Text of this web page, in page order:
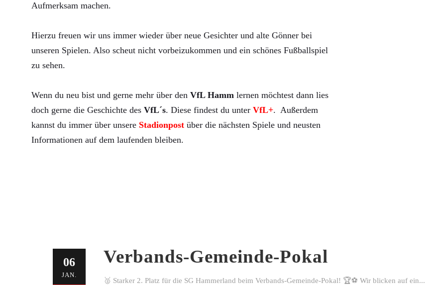
Aufmerksam machen.
Hierzu freuen wir uns immer wieder über neue Gesichter und alte Gönner bei
unseren Spielen. Also scheut nicht vorbeizukommen und ein schönes Fußballspiel
zu sehen.
Wenn du neu bist und gerne mehr über den VfL Hamm lernen möchtest dann lies
doch gerne die Geschichte des VfL´s. Diese findest du unter VfL+. Außerdem
kannst du immer über unsere Stadionpost über die nächsten Spiele und neusten
Informationen auf dem laufenden bleiben.
06
JAN.
Verbands-Gemeinde-Pokal
🥈 Starker 2. Platz für die SG Hammerland beim Verbands-Gemeinde-Pokal! 🏆⚽ Wir blicken auf ein...